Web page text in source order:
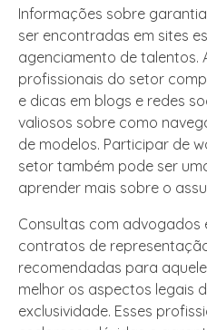
Informações sobre
ser encontradas em sites
agenciamento de talentos.
profissionais do setor
e dicas em blogs e redes
valiosos sobre como
de modelos. Participar de
setor também pode ser
aprender mais sobre o
Consultas com advogados
contratos de
recomendadas para
melhor os aspectos legais
exclusividade. Esses